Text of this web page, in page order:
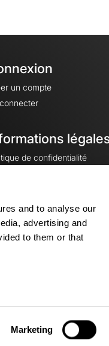
and to analyse our
advertising and
to them or that
Marketing
un compte
de confidentialité
légales
des cookies
la communauté de